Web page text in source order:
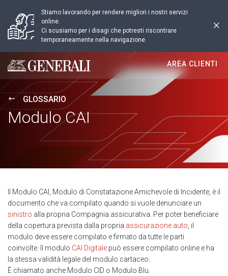
Stiamo lavorando per rendere migliori i nostri servizi
online.
Ci scusiamo per i disagi che potresti riscontrare
temporaneamente nella navigazione.
Generali logo
AREA CLIENTI
GLOSSARIO
Modulo CAI
Il Modulo CAI, Modulo di Constatazione Amichevole di Incidente, è il
documento che va compilato quando si vuole denunciare un
sinistro alla propria Compagnia assicurativa. Per poter beneficiare
della copertura prevista dalla propria assicurazione auto , il
modulo deve essere compilato e firmato da tutte le parti
coinvolte. Il modulo CAI Digitale può essere compilato online e ha
la stessa validità legale del modulo cartaceo.
È chiamato anche Modulo CID o Modulo Blu.